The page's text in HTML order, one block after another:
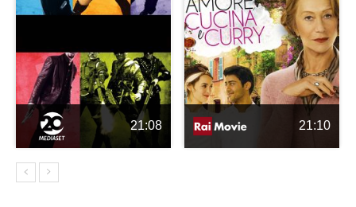
21:08 21:10